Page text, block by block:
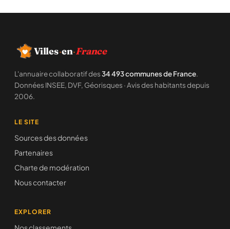
Villes·en·France
L'annuaire collaboratif des34 493 communes de France.
Données INSEE, DVF, Géorisques · Avis des habitants depuis
2006.
LE SITE
Sources des données
Partenaires
Charte de modération
Nous contacter
EXPLORER